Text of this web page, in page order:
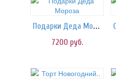
Подарки Деда Мороза
7200 руб.